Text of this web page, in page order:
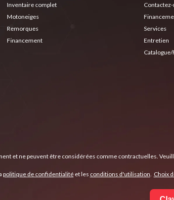
Inventaire complet
Motoneiges
Remorques
Financement
Services
Entretien
Catalogue/
et ne peuvent être considérées comme contractuelles.
politique de confidentialitéet les conditions d'utilisation Choix